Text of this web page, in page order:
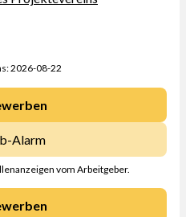
2026-08-22
Alarm
vom Arbeitgeber.